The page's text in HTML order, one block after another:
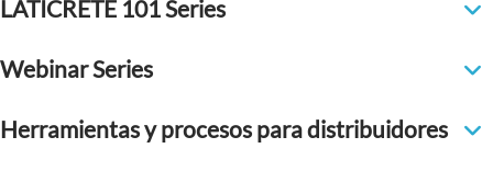
LATICRETE 101 Series
Webinar Series
Herramientas y procesos para distribuidores